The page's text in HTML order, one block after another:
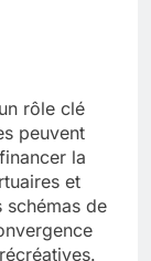
rôle clé
peuvent
la
et
schémas de